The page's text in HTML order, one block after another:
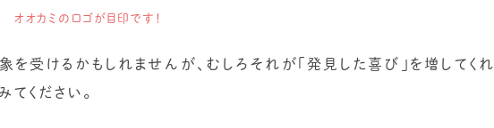
オオカミのロゴが目印です！
受けるかもしれませんが、むしろそれが「発見した喜び」を増してくれ
ください。